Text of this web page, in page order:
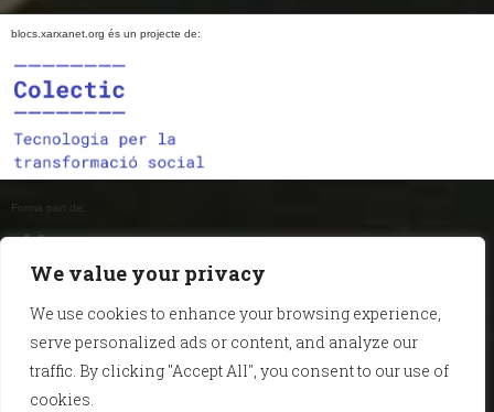
We value your privacy
We use cookies to enhance your browsing experience,
serve personalized ads or content, and analyze our
traffic. By clicking "Accept All", you consent to our use of
cookies.
blocs.xarxanet.org és un projecte de:
Forma part de:
En col·laboració amb: